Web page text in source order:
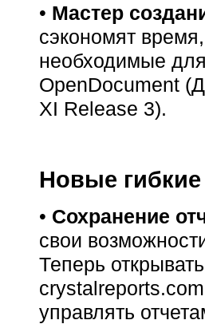
• Маcтер
сэкономят
необходимые
OpenDocument
XI Release 3).
Новые
• Сохранение
свои
Теперь
управлять